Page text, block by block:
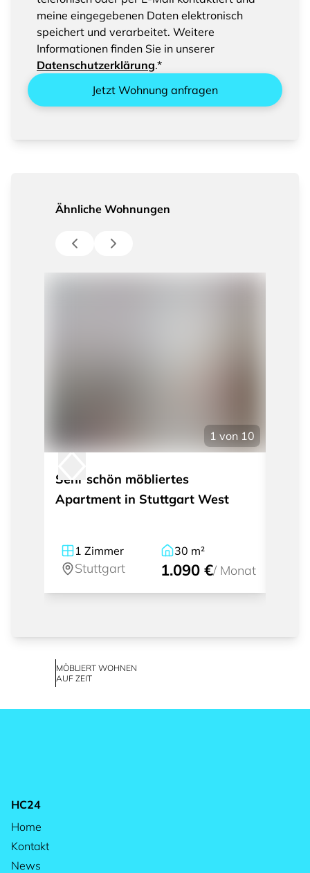
eingegebenen Daten
meine eingegebenen Daten elektronisch
speichert und verarbeitet. Weitere
Informationen finden Sie in unserer
Datenschutzerklärung.*
Jetzt Wohnung anfragen
Ähnliche Wohnungen
1 von 10
Sehr schön möbliertes
Apartment in Stuttgart West
1 Zimmer
Stuttgart
30 m²
1.090 €/ Monat
MÖBLIERT WOHNEN
AUF ZEIT
HC24
Home
Kontakt
News